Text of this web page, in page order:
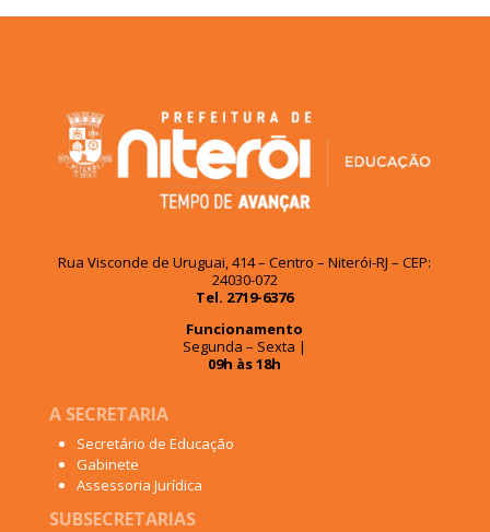
Rua Visconde de Uruguai, 414 – Centro – Niterói-RJ – CEP:
24030-072
Tel. 2719-6376
Funcionamento
Segunda – Sexta |
09h às 18h
A SECRETARIA
Secretário de Educação
Gabinete
Assessoria Jurídica
SUBSECRETARIAS